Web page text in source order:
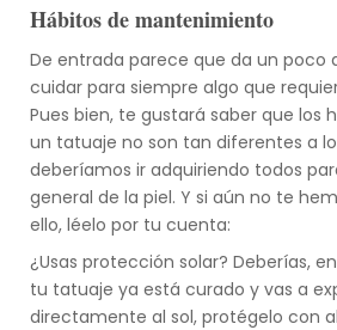
Hábitos de mantenimiento
De entrada parece que da un poco
cuidar para siempre algo que
Pues bien, te gustará saber que los
un tatuaje no son tan diferentes a
deberíamos ir adquiriendo todos
general de la piel. Y si aún no te
ello, léelo por tu cuenta:
¿Usas protección solar? Deberías,
tu tatuaje ya está curado y vas a
directamente al sol, protégelo con